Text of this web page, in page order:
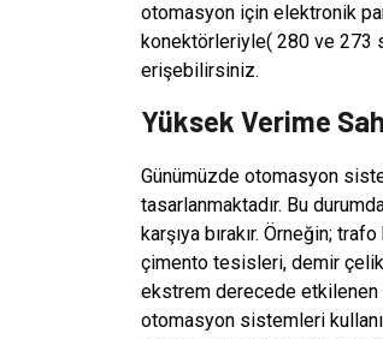
otomasyon için elektronik
konektörleriyle( 280 ve 273
erişebilirsiniz.
Yüksek Verime
Günümüzde otomasyon
tasarlanmaktadır. Bu
karşıya bırakır. Örneğin;
çimento tesisleri, demir
ekstrem derecede etkilenen
otomasyon sistemleri